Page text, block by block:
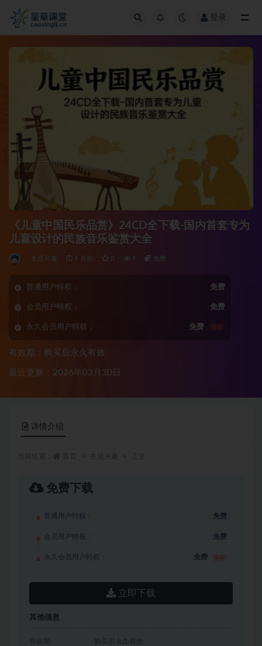
登录
《儿童中国民乐品赏》24CD全下载-国内首套专为
儿童设计的民族音乐鉴赏大全
生活兴趣 4 月前 0 9 免费
普通用户特权： 免费
会员用户特权： 免费
永久会员用户特权： 免费 推荐
有效期：购买后永久有效
最近更新：2026年03月30日
详情介绍
免费下载
普通用户特权： 免费
会员用户特权： 免费
永久会员用户特权： 免费
立即下载
其他信息
有效期 购买后永久有效